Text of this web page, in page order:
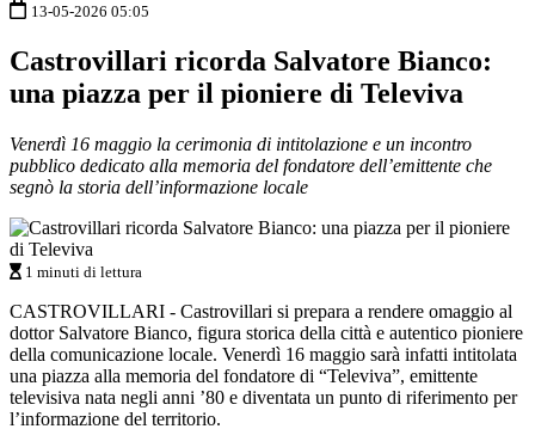
13-05-2026 05:05
Castrovillari ricorda Salvatore Bianco:
una piazza per il pioniere di Televiva
Venerdì 16 maggio la cerimonia di intitolazione e un incontro
pubblico dedicato alla memoria del fondatore dell’emittente che
segnò la storia dell’informazione locale
1 minuti di lettura
CASTROVILLARI - Castrovillari si prepara a rendere omaggio al
dottor Salvatore Bianco, figura storica della città e autentico pioniere
della comunicazione locale. Venerdì 16 maggio sarà infatti intitolata
una piazza alla memoria del fondatore di “Televiva”, emittente
televisiva nata negli anni ’80 e diventata un punto di riferimento per
l’informazione del territorio.